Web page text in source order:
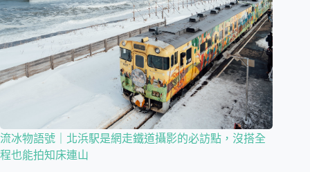
流冰物語號｜北浜駅是網走鐵道攝影的必訪點，沒搭全
程也能拍知床連山